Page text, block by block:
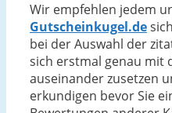
Wir empfehlen jedem
Gutscheinkugel.de
bei der Auswahl der
sich erstmal genau mit
auseinander zusetzen
erkundigen bevor Sie